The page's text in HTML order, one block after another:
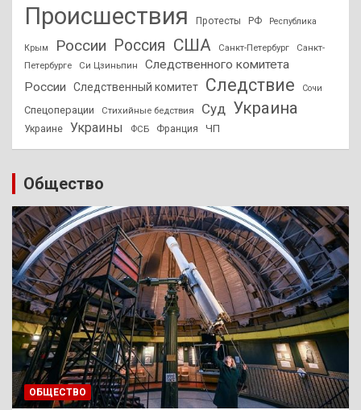
Происшествия Протесты РФ Республика
Крым России Россия США Санкт-Петербург
Санкт-
Петербурге
Си Цзиньпин
Следственного комитета
России
Следственный комитет Следствие Сочи
Спецоперации Стихийные бедствия Суд Украина
Украине Украины ФСБ Франция ЧП
Общество
ОБЩЕСТВО